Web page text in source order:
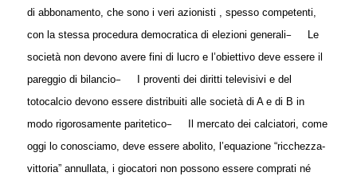
di abbonamento, che sono i veri azionisti , spesso competenti,
con la stessa procedura democratica di elezioni generali–
Le
società non devono avere fini di lucro e l’obiettivo deve essere il
pareggio di bilancio–
I proventi dei diritti televisivi e del
totocalcio devono essere distribuiti alle società di A e di B in
modo rigorosamente paritetico–
Il mercato dei calciatori, come
oggi lo conosciamo, deve essere abolito, l’equazione “ricchezza-
vittoria” annullata, i giocatori non possono essere comprati né